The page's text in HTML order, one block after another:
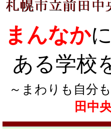
まんなかに
ある学校
～まわりも自分も
田中